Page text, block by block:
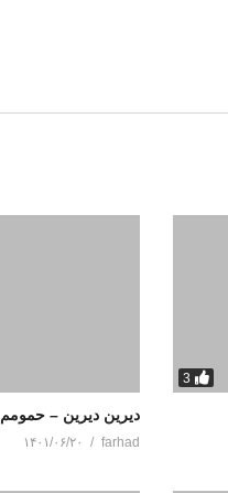
3
دیرین دیرین – حمومم
farhad ۱۴۰۱/۰۶/۲۰